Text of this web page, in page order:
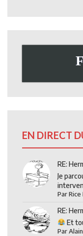
EN DIRECT
RE:
Je
ParRice
RE:
Et
ParAlain